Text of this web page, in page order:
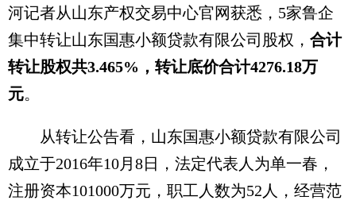
河记者从山东产权交易中心官网获悉，5家鲁企
集中转让山东国惠小额贷款有限公司股权， 合计
转让股权共3.465%，转让底价合计4276.18万
元。
从转让公告看，山东国惠小额贷款有限公司
成立于2016年10月8日，法定代表人为单一春，
注册资本101000万元，职工人数为52人，经营范